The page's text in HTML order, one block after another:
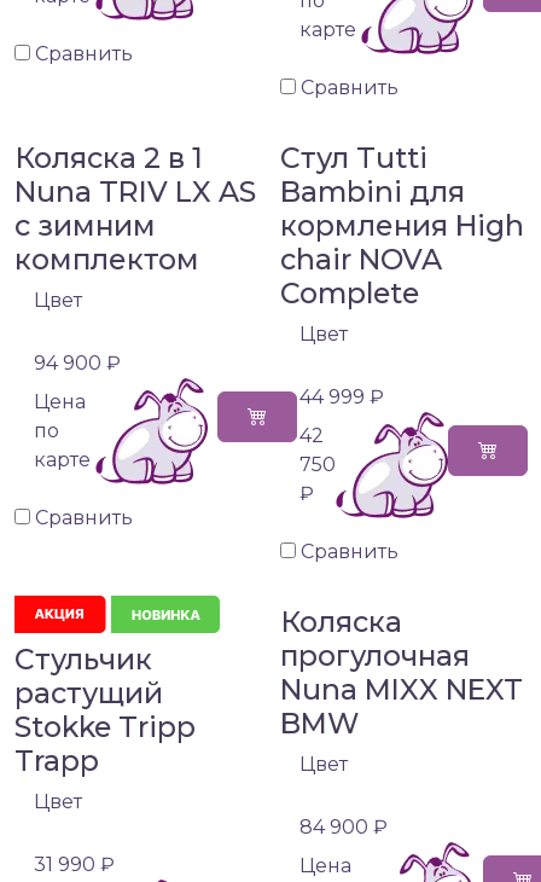
Сравнить
карте
Сравнить
Коляска 2 в 1
Nuna TRIV LX AS
с зимним
комплектом
Цвет
94 900 ₽
Цена
по
карте
Сравнить
Стул Tutti
Bambini для
кормления High
chair NOVA
Complete
Цвет
44 999 ₽
42
750
₽
Сравнить
Стульчик
растущий
Stokke Tripp
Trapp
Цвет
31 990 ₽
Коляска
прогулочная
Nuna MIXX NEXT
BMW
Цвет
84 900 ₽
Цена